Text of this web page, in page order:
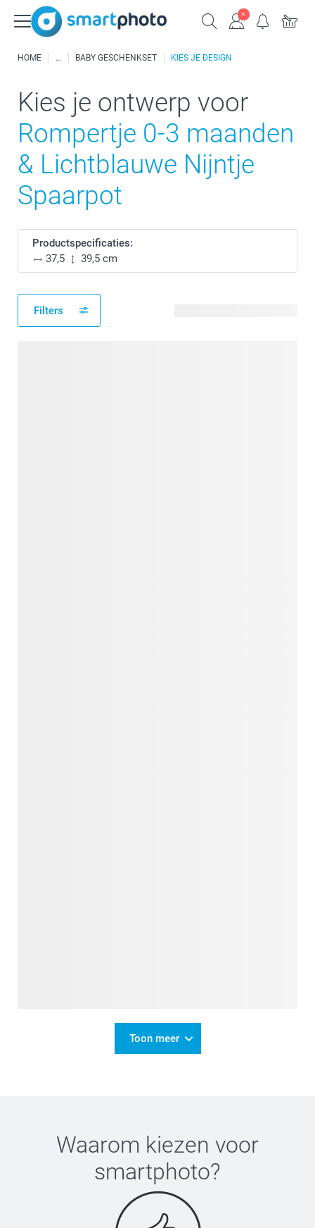
HOME BABY GESCHENKSET KIES JE DESIGN
Kies je ontwerp voor
Rompertje 0-3 maanden
& Lichtblauwe Nijntje
Spaarpot
Productspecificaties:
37,5
39,5 cm
Filters
Toon meer
Waarom kiezen voor
smartphoto?